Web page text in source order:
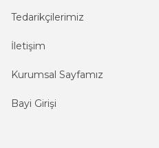
Tedarikçilerimiz
İletişim
Kurumsal Sayfamız
Bayi Girişi